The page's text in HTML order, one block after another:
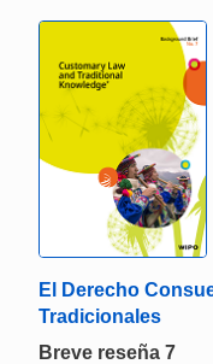
El Derecho
Tradicionales
Breve reseña 7